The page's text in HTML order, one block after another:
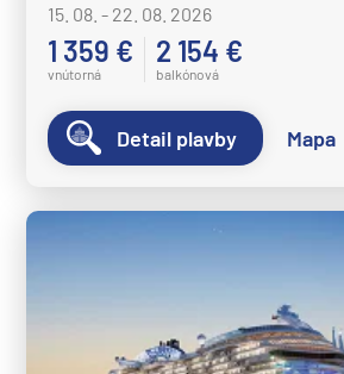
15. 08. - 22. 08. 2026
1 359 €
vnútorná
2 154 €
balkónová
Detail plavby Mapa